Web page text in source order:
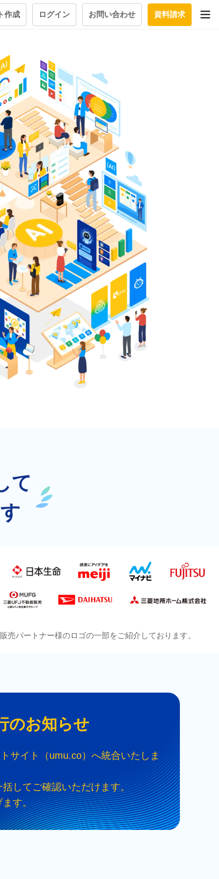
学習ツール
試験を受ける
大画面インタラクション
学習プログラム
ナレッ
問にお
作成 ログイン お問い合わせ 資料請求
て
売パートナー様のロゴの一部をご紹介しております。
のお知らせ
サイト（umu.co）へ統合いたしま
してご確認いただけます。
ます。